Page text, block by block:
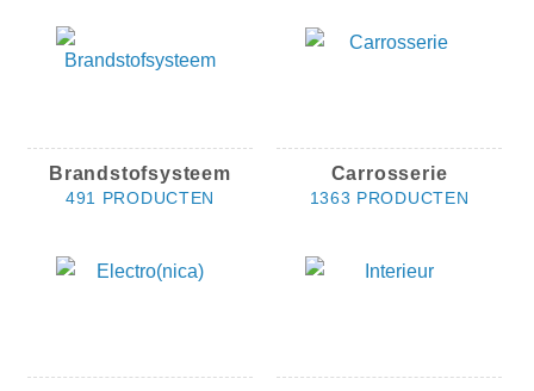
Brandstofsysteem
491 PRODUCTEN
Carrosserie
1363 PRODUCTEN